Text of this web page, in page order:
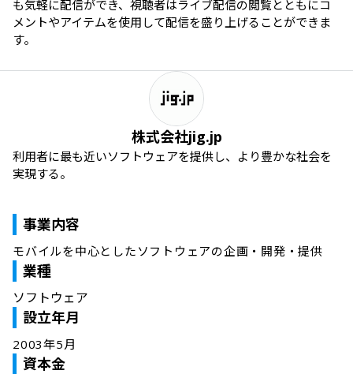
も気軽に配信ができ、視聴者はライブ配信の閲覧とともにコ
メントやアイテムを使用して配信を盛り上げることができま
す。
株式会社jig.jp
利用者に最も近いソフトウェアを提供し、より豊かな社会を
実現する。
事業内容
モバイルを中心としたソフトウェアの企画・開発・提供
業種
ソフトウェア
設立年月
2003年5月
資本金